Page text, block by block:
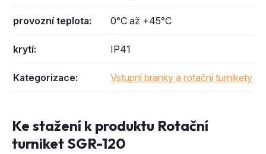
provozní teplota: 0°C až +45°C
krytí: IP41
Kategorizace: Vstupní branky a rotační turnikety
Ke stažení k produktu Rotační
turniket SGR-120